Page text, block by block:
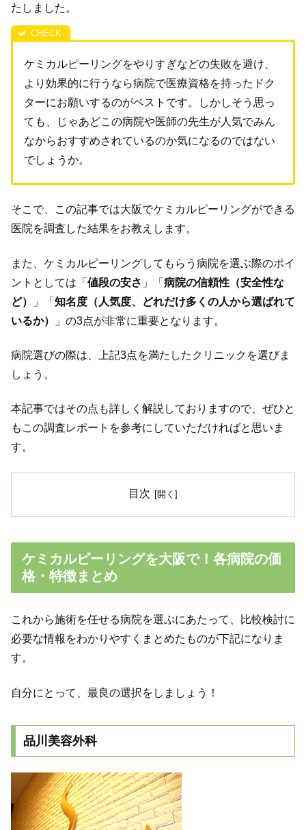
たしました。
ケミカルピーリングをやりすぎなどの失敗を避け、
より効果的に行うなら病院で医療資格を持ったドク
ターにお願いするのがベストです。しかしそう思っ
ても、じゃあどこの病院や医師の先生が人気でみん
なからおすすめされているのか気になるのではない
でしょうか。
そこで、この記事では大阪でケミカルピーリングができる
医院を調査した結果をお教えします。
また、ケミカルピーリングしてもらう病院を選ぶ際のポイ
ントとしては「 値段の安さ 」「 病院の信頼性（安全性な
ど）
」「 知名度（人気度、どれだけ多くの人から選ばれて
いるか）
」の3点が非常に重要となります。
病院選びの際は、上記3点を満たしたクリニックを選びま
しょう。
本記事ではその点も詳しく解説しておりますので、ぜひと
もこの調査レポートを参考にしていただければと思いま
す。
目次
ケミカルピーリングを大阪で！各病院の価
格・特徴まとめ
これから施術を任せる病院を選ぶにあたって、比較検討に
必要な情報をわかりやすくまとめたものが下記になりま
す。
自分にとって、最良の選択をしましょう！
品川美容外科